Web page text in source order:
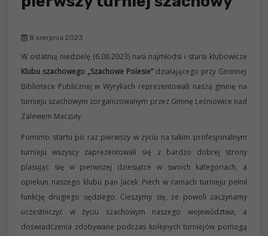
8 sierpnia 2023
W ostatnią niedzielę (6.08.2023) nasi najmłodsi i starsi klubowicze
Klubu szachowego „Szachowe Polesie”działającego przy Gminnej
Bibliotece Publicznej w Wyrykach reprezentowali naszą gminę na
turnieju szachowym zorganizowanym przez Gminę Leśniowice nad
Zalewem Maczuły.
Pomimo startu po raz pierwszy w życiu na takim profesjonalnym
turnieju wszyscy zaprezentowali się z bardzo dobrej strony
plasując się w pierwszej dziesiątce w swoich kategoriach, a
opiekun naszego klubu pan Jacek Piech w ramach turnieju pełnił
funkcję drugiego sędziego. Cieszymy się, że powoli zaczynamy
uczestniczyć w życiu szachowym naszego województwa, a
doświadczenia zdobywane podczas kolejnych turniejów pomogą